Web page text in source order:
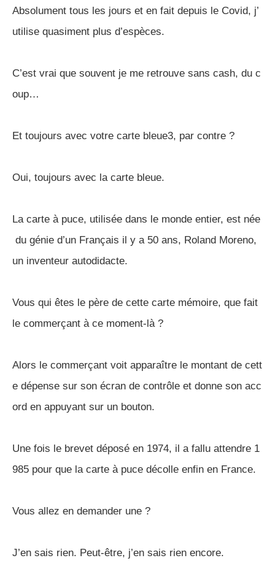
Absolument tous les jours et en fait depuis le Covid, j’
utilise quasiment plus d’espèces.
C’est vrai que souvent je me retrouve sans cash, du c
oup…
Et toujours avec votre carte bleue3, par contre ?
Oui, toujours avec la carte bleue.
La carte à puce, utilisée dans le monde entier, est née
du génie d’un Français il y a 50 ans, Roland Moreno,
un inventeur autodidacte.
Vous qui êtes le père de cette carte mémoire, que fait
le commerçant à ce moment-là ?
Alors le commerçant voit apparaître le montant de cett
e dépense sur son écran de contrôle et donne son acc
ord en appuyant sur un bouton.
Une fois le brevet déposé en 1974, il a fallu attendre 1
985 pour que la carte à puce décolle enfin en France.
Vous allez en demander une ?
J’en sais rien. Peut-être, j’en sais rien encore.